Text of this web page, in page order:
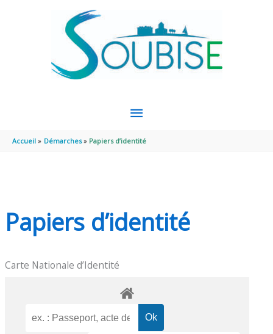
MENU
PRINCIPAL
Accueil Démarches Papiers d’identité
Papiers d’identité
Carte Nationale d’Identité